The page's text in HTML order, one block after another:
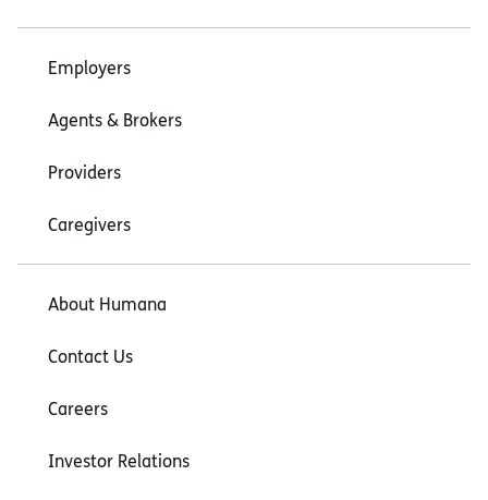
Employers
Agents & Brokers
Providers
Caregivers
About Humana
Contact Us
Careers
Investor Relations